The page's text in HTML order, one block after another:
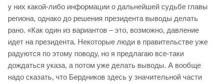
у них какой-либо информации о дальнейшей судьбе главы
региона, однако до решения президента выводы делать
рано. «Как один из вариантов – это, возможно, давление
идет на президента. Некоторые люди в правительстве уже
радуются по этому поводу, но я предлагаю все-таки
дождаться указа, а потом уже делать выводы. А вообще
надо сказать, что Бердников здесь у значительной части